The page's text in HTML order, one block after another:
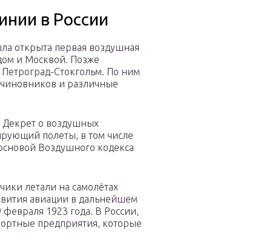
в России
открыта первая воздушная
и Москвой. Позже
Стокгольм. По ним
и различные
Декрет о воздушных
полеты, в том числе
Воздушного кодекса
летали на самолётах
авиации в дальнейшем
1923 года. В России,
предприятия, которые